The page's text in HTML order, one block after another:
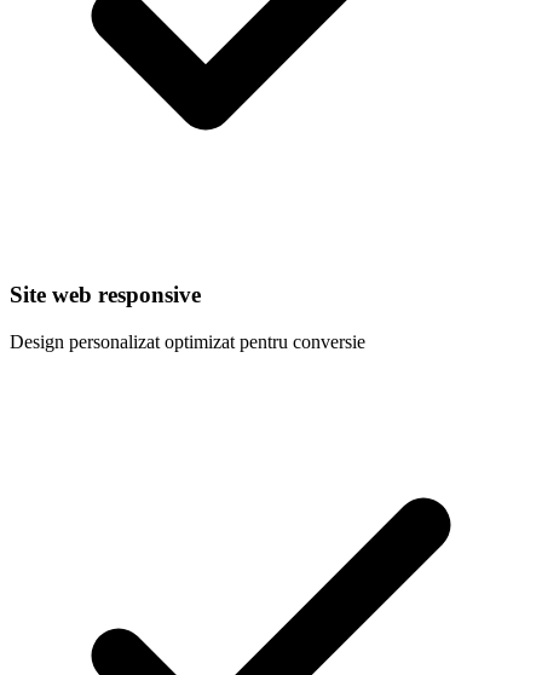
Site web responsive
Design personalizat optimizat pentru conversie